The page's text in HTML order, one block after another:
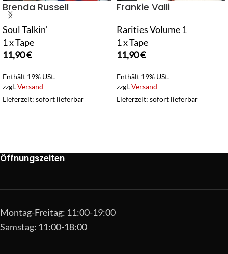
Brenda Russell
Soul Talkin'
1 x Tape
11,90€
Enthält 19% USt.
zzgl.Versand
Lieferzeit: sofort lieferbar
Frankie Valli
Rarities Volume 1
1 x Tape
11,90€
Enthält 19% USt.
zzgl.Versand
Lieferzeit: sofort lieferbar
Öffnungszeiten
Montag-Freitag: 11:00-19:00
Samstag: 11:00-18:00